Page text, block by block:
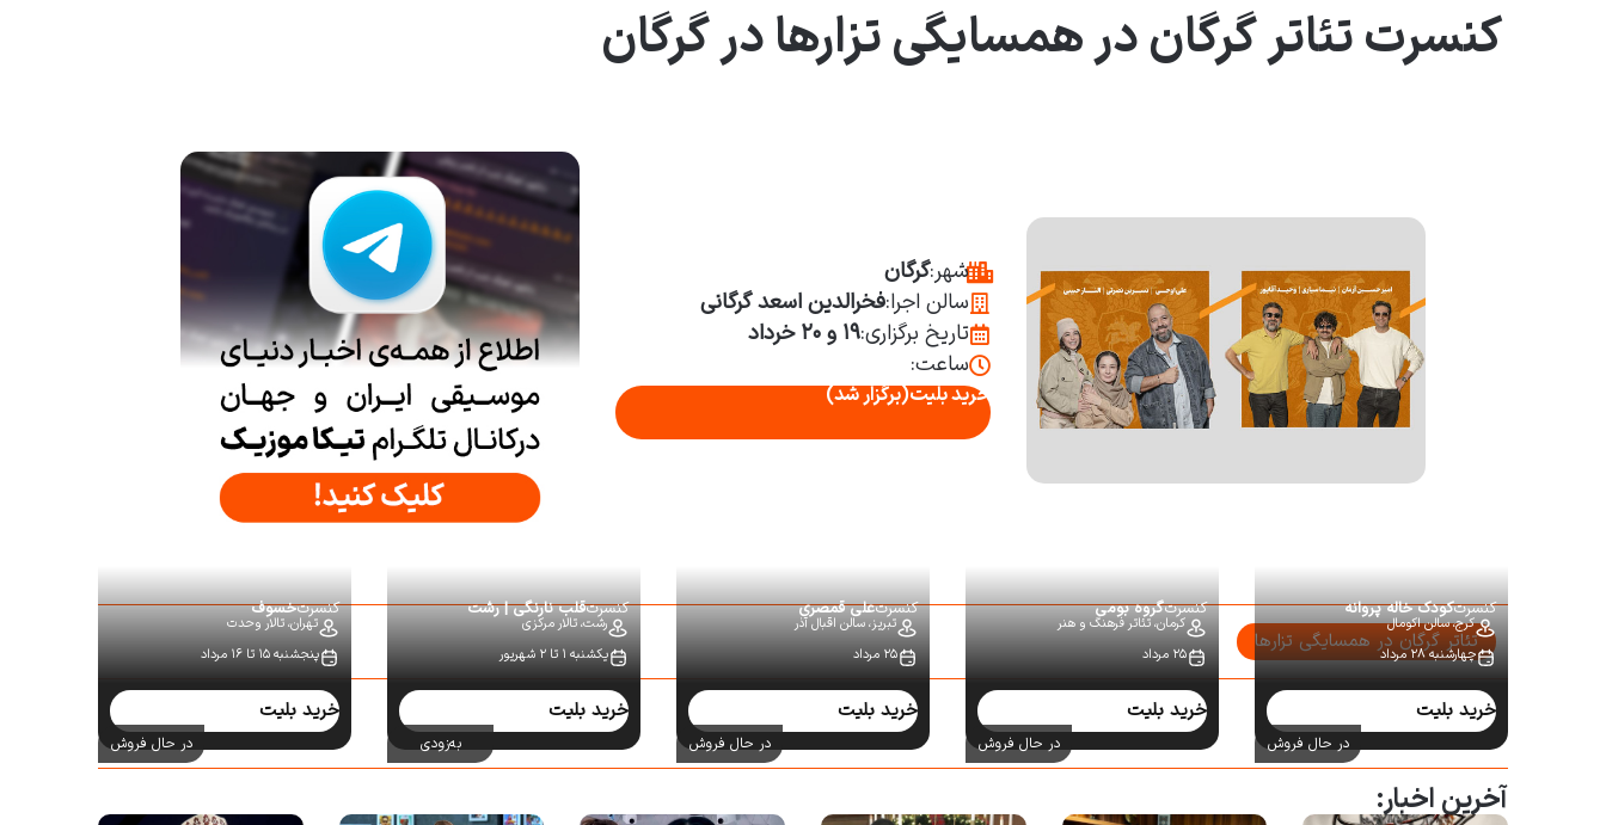
کنسرت تئاتر گرگان در همسایگی تزارها در گرگان
شهر:گرگان
سالن اجرا:فخرالدین اسعد گرگانی
تاریخ برگزاری:۱۹ و ۲۰ خرداد
ساعت:
خرید بلیت(برگزار شد)
تئاتر گرگان در همسایگی تزارها
سایر کنسرت‌ها:
کنسرتکودک خاله پروانه
کرج،سالن اکومال
چهارشنبه ۲۸ مرداد
خرید بلیت
در حال فروش
کنسرتگروه بومی
کرمان،تئاتر فرهنگ و هنر
۲۵ مرداد
خرید بلیت
در حال فروش
کنسرتعلی قمصری
تبریز،سالن اقبال آذر
۲۵ مرداد
خرید بلیت
در حال فروش
کنسرتقلب نارنگی | رشت
رشت،تالار مرکزی
یکشنبه ۱ تا ۲ شهریور
خرید بلیت
به‌زودی
کنسرتخسوف
تهران،تالار وحدت
پنجشنبه ۱۵ تا ۱۶ مرداد
خرید بلیت
در حال فروش
آخرین اخبار: